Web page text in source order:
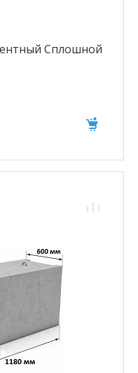
Сплошной